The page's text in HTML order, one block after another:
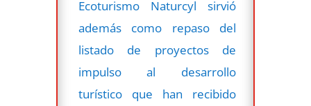
Ecoturismo Naturcyl sirvió
además como repaso del
listado de proyectos de
impulso al desarrollo
turístico que han recibido